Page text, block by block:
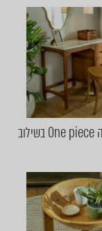
שולחן כתיבה One piece בשילוב